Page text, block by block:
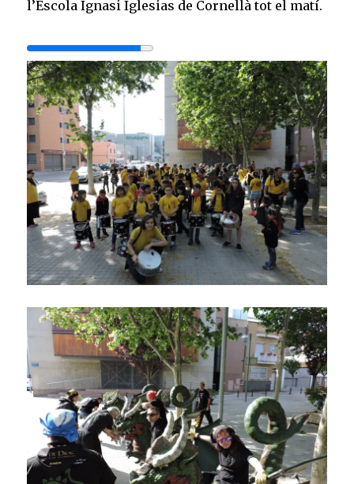
l’Escola Ignasi Iglesias de Cornellà tot el matí.